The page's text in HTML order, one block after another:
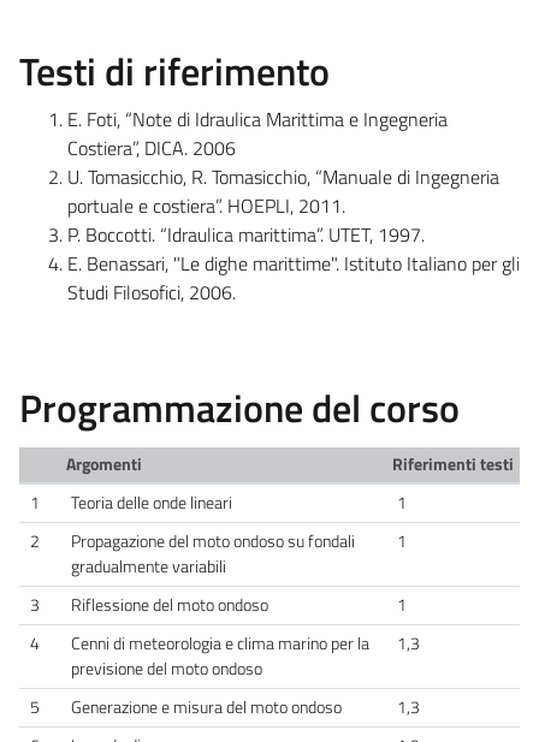
Testi di riferimento
E. Foti, “Note di Idraulica Marittima e Ingegneria
Costiera”, DICA. 2006
U. Tomasicchio, R. Tomasicchio, “Manuale di Ingegneria
portuale e costiera”. HOEPLI, 2011.
P. Boccotti. “Idraulica marittima”. UTET, 1997.
E. Benassari, "Le dighe marittime". Istituto Italiano per gli
Studi Filosofici, 2006.
Programmazione del corso
Argomenti
Riferimenti testi
1
Teoria delle onde lineari
1
2
Propagazione del moto ondoso su fondali
gradualmente variabili
1
3 Riflessione del moto ondoso
1
4
Cenni di meteorologia e clima marino per la
previsione del moto ondoso
1,3
5 Generazione e misura del moto ondoso
1,3